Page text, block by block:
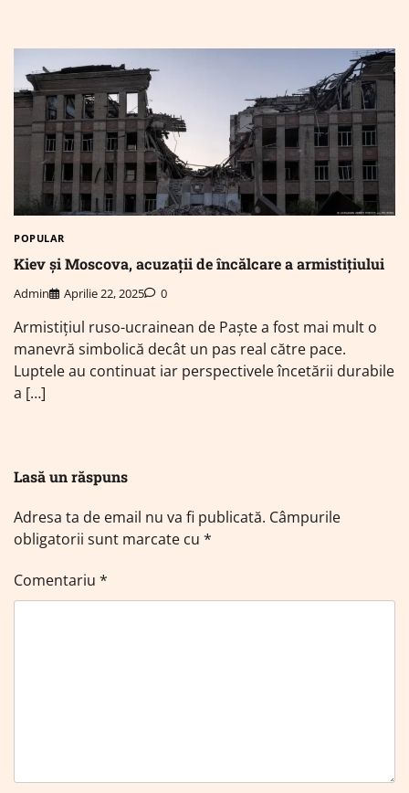
POPULAR
Kiev și Moscova, acuzații de încălcare a armistițiului
Admin Aprilie 22, 2025 0
Armistițiul ruso-ucrainean de Paște a fost mai mult o
manevră simbolică decât un pas real către pace.
Luptele au continuat iar perspectivele încetării durabile
a […]
Lasă un răspuns
Adresa ta de email nu va fi publicată. Câmpurile
obligatorii sunt marcate cu *
Comentariu *